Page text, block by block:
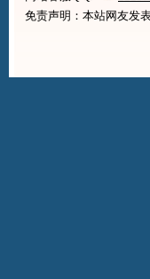
免责声明：本站网友发